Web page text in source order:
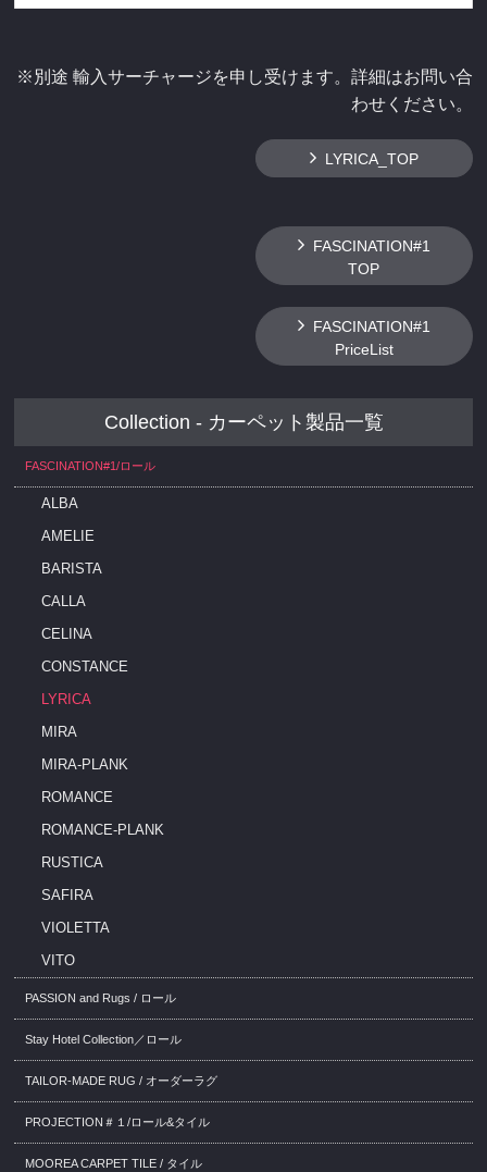
※別途 輸入サーチャージを申し受けます。詳細はお問い合
わせください。
LYRICA_TOP
FASCINATION#1
TOP
FASCINATION#1
PriceList
Collection - カーペット製品一覧
FASCINATION#1/ロール
ALBA
AMELIE
BARISTA
CALLA
CELINA
CONSTANCE
LYRICA
MIRA
MIRA-PLANK
ROMANCE
ROMANCE-PLANK
RUSTICA
SAFIRA
VIOLETTA
VITO
PASSION and Rugs / ロール
Stay Hotel Collection／ロール
TAILOR-MADE RUG / オーダーラグ
PROJECTION＃１/ロール&タイル
MOOREA CARPET TILE / タイル